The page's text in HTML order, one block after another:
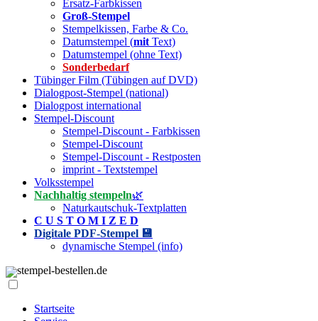
Ersatz-Farbkissen
Groß-Stempel
Stempelkissen, Farbe & Co.
Datumstempel (mit Text)
Datumstempel (ohne Text)
Sonderbedarf
Tübinger Film (Tübingen auf DVD)
Dialogpost-Stempel (national)
Dialogpost international
Stempel-Discount
Stempel-Discount - Farbkissen
Stempel-Discount
Stempel-Discount - Restposten
imprint - Textstempel
Volksstempel
Nachhaltig stempeln🌿
Naturkautschuk-Textplatten
C U S T O M I Z E D
Digitale PDF-Stempel 💾
dynamische Stempel (info)
stempel-bestellen.de
Startseite